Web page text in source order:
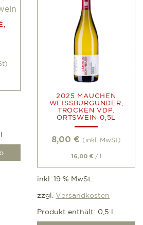
l
2025 MAUCHEN
WEISSBURGUNDER, T
ROCKEN VDP. O
RTSWEIN 0,5L
8,00 € (inkl. MwSt)
16,00 € / l
inkl. 19 % MwSt.
zzgl.Versandkosten
Produkt enthält: 0,5 l